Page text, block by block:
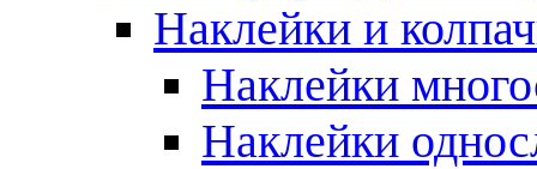
Наклейки и
Наклейки
Наклейки